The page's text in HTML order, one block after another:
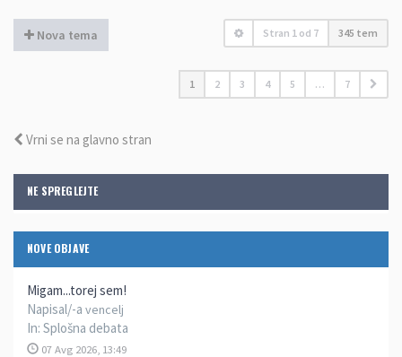
NE SPREGLEJTE
NOVE OBJAVE
Migam...torej sem!
Napisal/-a vencelj
In: Splošna debata
07 Avg 2026, 13:49
Nova tema Stran 1 od 7 345 tem
1 2 3 4 5 … 7
Vrni se na glavno stran